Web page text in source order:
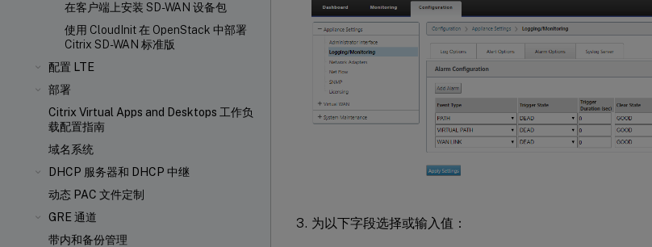
在客户端上安装 SD-WAN 设备包
使用 CloudInit 在 OpenStack 中部署
Citrix SD-WAN 标准版
配置 LTE
部署
Citrix Virtual Apps and Desktops 工作负
载配置指南
域名系统
DHCP 服务器和 DHCP 中继
动态 PAC 文件定制
GRE 通道
带内和备份管理
为以下字段选择或输入值：